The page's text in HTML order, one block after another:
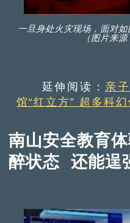
一旦身处火灾现场，面对
（图片来
延伸阅读： 亲
馆“红立方” 超多科
南山安全教育
醉状态 还能逞